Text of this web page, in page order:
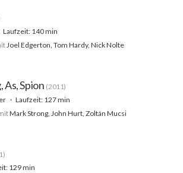
Laufzeit: 140 min
Joel Edgerton, Tom Hardy, Nick Nolte
As, Spion (2011)
Laufzeit: 127 min
Mark Strong, John Hurt, Zoltán Mucsi
129 min